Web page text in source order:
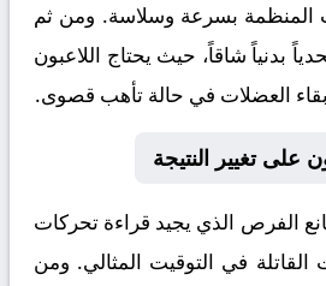
المنظمة بسرعة وسلاسة. ومن ثم
بدنياً شاقاً، حيث يحتاج اللاعبون
العضلات في حالة تأهب قصوى.
على تغيير النتيجة
الفرص الذي يجيد قراءة تحركات
القاتلة في التوقيت المثالي. ومن